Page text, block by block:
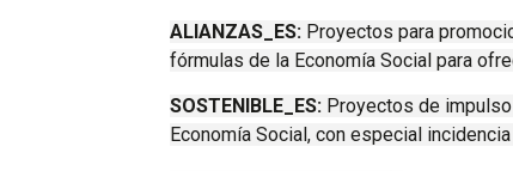
ALIANZAS_ES: Proyectos para
fórmulas de la Economía Social para
SOSTENIBLE_ES: Proyectos de
Economía Social, con especial